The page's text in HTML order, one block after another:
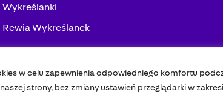
w celu zapewnienia odpowiedniego komfortu
strony, bez zmiany ustawień przeglądarki w
Wykreślanki
Rewia Wykreślanek